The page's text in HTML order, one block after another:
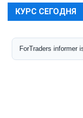
КУРС СЕГОДНЯ